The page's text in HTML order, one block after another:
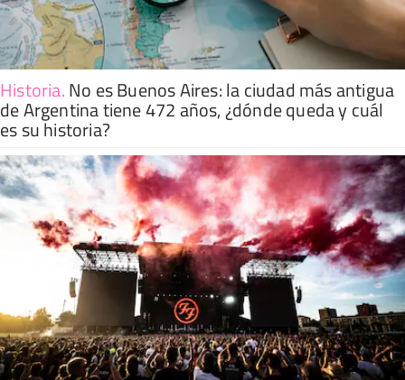
Historia.No es Buenos Aires: la ciudad más antigua
de Argentina tiene 472 años, ¿dónde queda y cuál
es su historia?